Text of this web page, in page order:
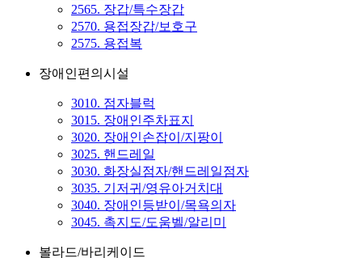
2565. 장갑/특수장갑
2570. 용접장갑/보호구
2575. 용접복
장애인편의시설
3010. 점자블럭
3015. 장애인주차표지
3020. 장애인손잡이/지팡이
3025. 핸드레일
3030. 화장실점자/핸드레일점자
3035. 기저귀/영유아거치대
3040. 장애인등받이/목욕의자
3045. 촉지도/도움벨/알리미
볼라드/바리케이드